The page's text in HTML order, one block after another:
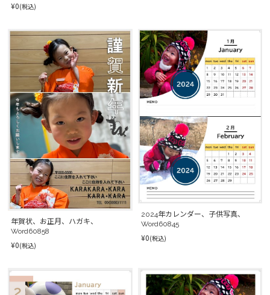
¥0(税込)
年賀状、お正月、ハガキ、
Word60858
¥0(税込)
2024年カレンダー、子供写真、
Word60845
¥0(税込)